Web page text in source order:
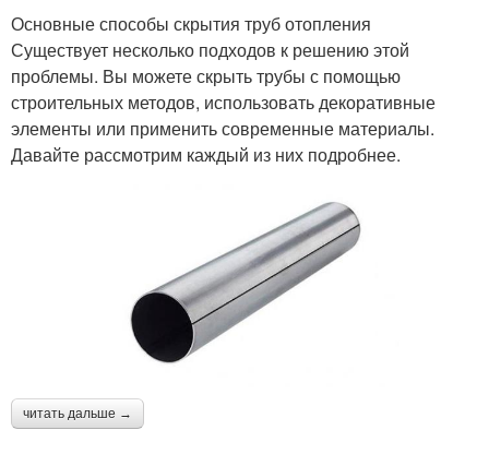
Основные способы скрытия труб отопления
Существует несколько подходов к решению этой
проблемы. Вы можете скрыть трубы с помощью
строительных методов, использовать декоративные
элементы или применить современные материалы.
Давайте рассмотрим каждый из них подробнее.
читать дальше →